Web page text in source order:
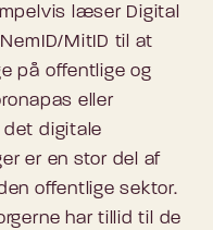
læser Digital
MitID til at
på offentlige og
eller
det digitale
er en stor del af
offentlige sektor.
har tillid til de